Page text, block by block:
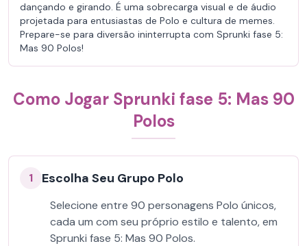
dançando e girando. É uma sobrecarga visual e de áudio
projetada para entusiastas de Polo e cultura de memes.
Prepare-se para diversão ininterrupta com Sprunki fase 5:
Mas 90 Polos!
Como Jogar Sprunki fase 5: Mas 90
Polos
1 Escolha Seu Grupo Polo
Selecione entre 90 personagens Polo únicos,
cada um com seu próprio estilo e talento, em
Sprunki fase 5: Mas 90 Polos.